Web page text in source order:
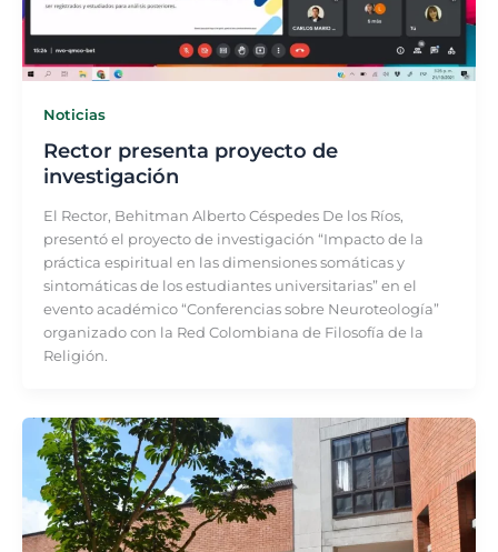
Noticias
Rector presenta proyecto de
investigación
El Rector, Behitman Alberto Céspedes De los Ríos,
presentó el proyecto de investigación “Impacto de la
práctica espiritual en las dimensiones somáticas y
sintomáticas de los estudiantes universitarias” en el
evento académico “Conferencias sobre Neuroteología”
organizado con la Red Colombiana de Filosofía de la
Religión.